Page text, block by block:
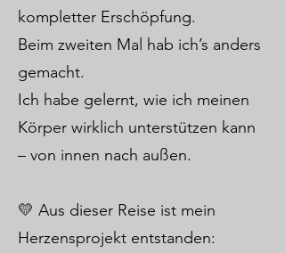
kompletter Erschöpfung.
Beim zweiten Mal hab ich’s anders
gemacht.
Ich habe gelernt, wie ich meinen
Körper wirklich unterstützen kann
– von innen nach außen.
💛 Aus dieser Reise ist mein
Herzensprojekt entstanden: